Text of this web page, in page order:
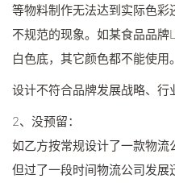
等物料制作无法达到实际色彩
不规范的现象。如某食品品牌
白色底，其它颜色都不能使用
设计不符合品牌发展战略、行
2、没预留：
如乙方按常规设计了一款物流
但过了一段时间物流公司发